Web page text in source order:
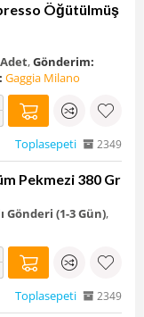
Öğütülmüş
,Gönderim:
Gaggia Milano
Toplasepeti 2349
Pekmezi 380 Gr
Gönderi (1-3 Gün),
Toplasepeti 2349